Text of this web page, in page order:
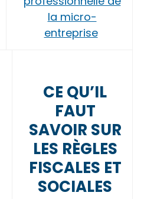
la micro-
entreprise
CE QU’IL
FAUT
SAVOIR SUR
LES RÈGLES
FISCALES ET
SOCIALES